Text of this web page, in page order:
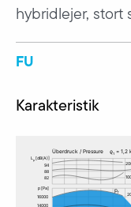
hybridlejer, stort
FU
Karakteristik